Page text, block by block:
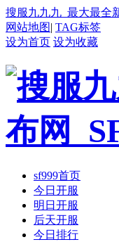
搜服九九九_最大最全
网站地图| TAG标签
设为首页 设为收藏
sf999首页
今日开服
明日开服
后天开服
今日排行